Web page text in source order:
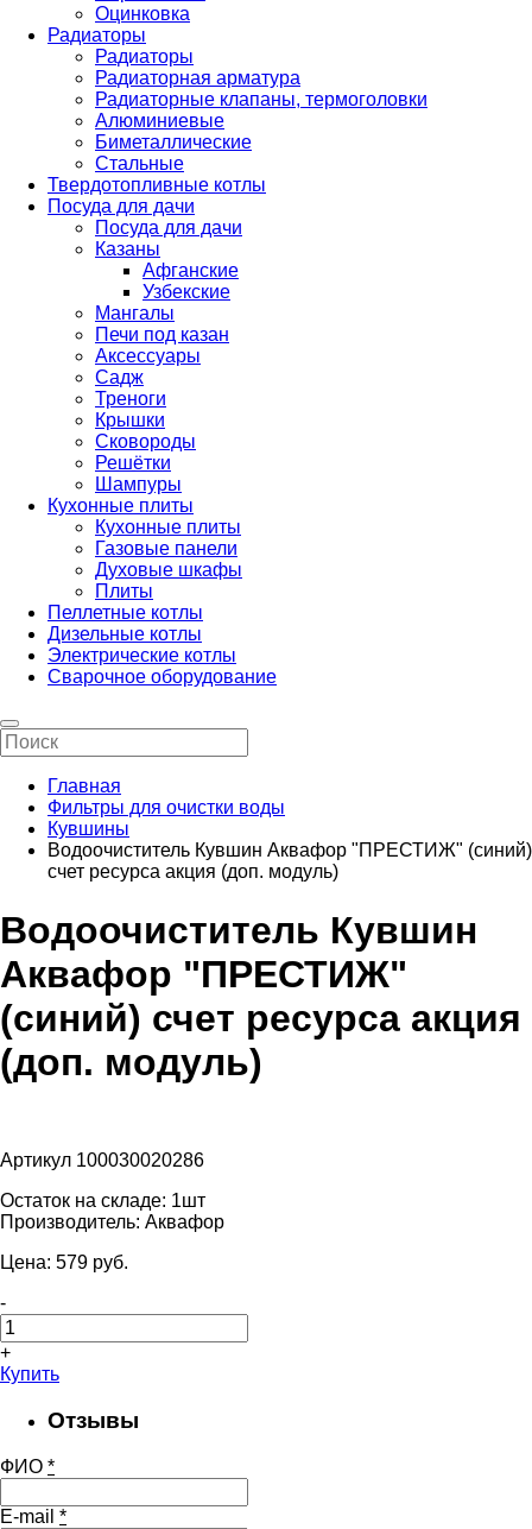
Оцинковка
Радиаторы
Радиаторы
Радиаторная арматура
Радиаторные клапаны, термоголовки
Алюминиевые
Биметаллические
Стальные
Твердотопливные котлы
Посуда для дачи
Посуда для дачи
Казаны
Афганские
Узбекские
Мангалы
Печи под казан
Аксессуары
Садж
Треноги
Крышки
Сковороды
Решётки
Шампуры
Кухонные плиты
Кухонные плиты
Газовые панели
Духовые шкафы
Плиты
Пеллетные котлы
Дизельные котлы
Электрические котлы
Сварочное оборудование
Главная
Фильтры для очистки воды
Кувшины
Водоочиститель Кувшин Аквафор "ПРЕСТИЖ" (синий)
счет ресурса акция (доп. модуль)
Водоочиститель Кувшин
Аквафор "ПРЕСТИЖ"
(синий) счет ресурса акция
(доп. модуль)
Артикул 100030020286
Остаток на складе: 1шт
Производитель: Аквафор
Цена: 579 pуб.
-
+
Купить
Отзывы
ФИО *
E-mail *